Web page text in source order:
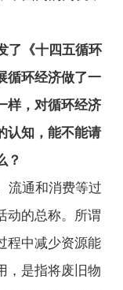
了《十四五循环
循环经济做了一
样，对循环经济
认知，能不能请
？
流通和消费等过
动的总称。所谓
程中减少资源能
，是指将废旧物